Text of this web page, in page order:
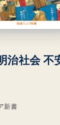
治社会
新書